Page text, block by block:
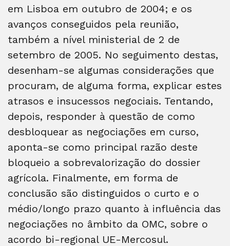
em Lisboa em outubro de 2004; e os
avanços conseguidos pela reunião,
também a nível ministerial de 2 de
setembro de 2005. No seguimento destas,
desenham-se algumas considerações que
procuram, de alguma forma, explicar estes
atrasos e insucessos negociais. Tentando,
depois, responder à questão de como
desbloquear as negociações em curso,
aponta-se como principal razão deste
bloqueio a sobrevalorização do dossier
agrícola. Finalmente, em forma de
conclusão são distinguidos o curto e o
médio/longo prazo quanto à influência das
negociações no âmbito da OMC, sobre o
acordo bi-regional UE-Mercosul.